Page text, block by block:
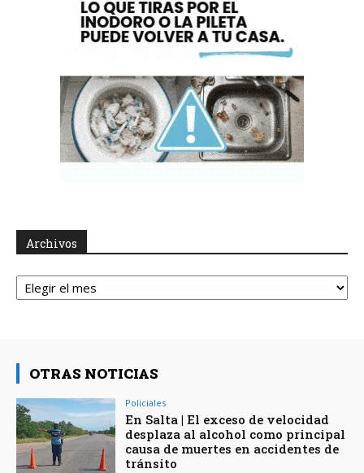
Archivos
Archivos
OTRAS NOTICIAS
Policiales
En Salta | El exceso de velocidad
desplaza al alcohol como principal
causa de muertes en accidentes de
tránsito